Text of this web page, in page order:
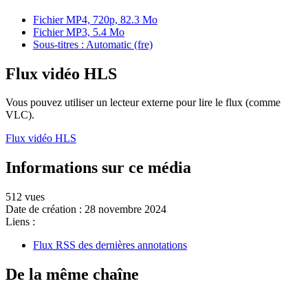
Fichier MP4, 720p, 82.3 Mo
Fichier MP3, 5.4 Mo
Sous-titres : Automatic (fre)
Flux vidéo HLS
Vous pouvez utiliser un lecteur externe pour lire le flux (comme
VLC).
Flux vidéo HLS
Informations sur ce média
512 vues
Date de création : 28 novembre 2024
Liens :
Flux RSS des dernières annotations
De la même chaîne